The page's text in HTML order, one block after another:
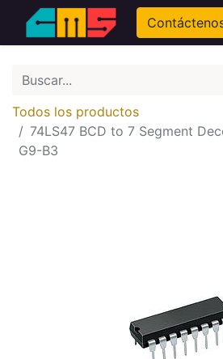
Todos los productos
74LS47 BCD to 7 Segment
G9-B3